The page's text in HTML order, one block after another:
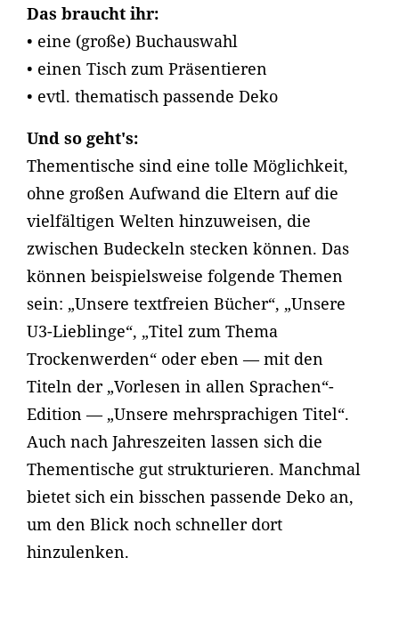
Das braucht ihr:
• eine (große) Buchauswahl
• einen Tisch zum Präsentieren
• evtl. thematisch passende Deko
Und so geht's:
Thementische sind eine tolle Möglichkeit,
ohne großen Aufwand die Eltern auf die
vielfältigen Welten hinzuweisen, die
zwischen Budeckeln stecken können. Das
können beispielsweise folgende Themen
sein: „Unsere textfreien Bücher“, „Unsere
U3-Lieblinge“, „Titel zum Thema
Trockenwerden“ oder eben — mit den
Titeln der „Vorlesen in allen Sprachen“-
Edition — „Unsere mehrsprachigen Titel“.
Auch nach Jahreszeiten lassen sich die
Thementische gut strukturieren. Manchmal
bietet sich ein bisschen passende Deko an,
um den Blick noch schneller dort
hinzulenken.